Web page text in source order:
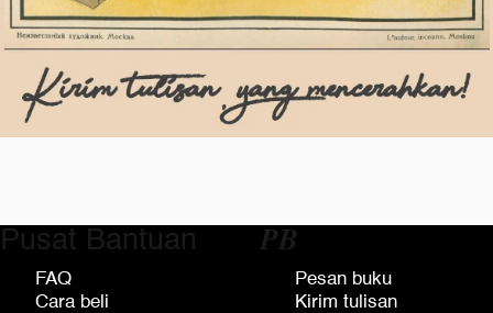
Pusat Bantuan
FAQ
Cara beli
𝑷𝑩
Pesan buku
Kirim tulisan